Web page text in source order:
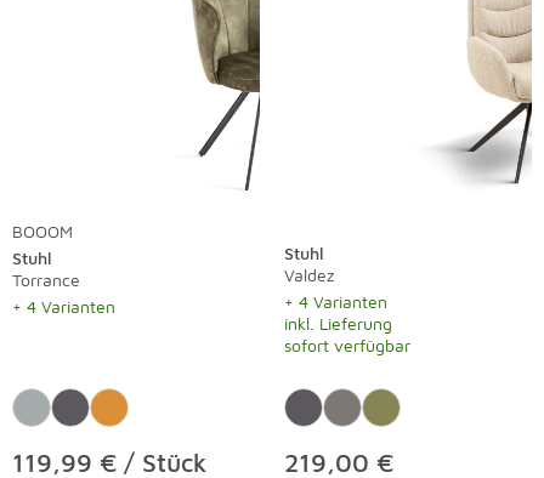
BOOOM
Stuhl
Torrance
+ 4 Varianten
119,99 € / Stück
Stuhl
Valdez
+ 4 Varianten
inkl. Lieferung
sofort verfügbar
219,00 €